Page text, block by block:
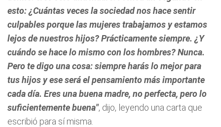
esto:¿Cuántas veces la sociedad nos hace sentir
culpables porque las mujeres trabajamos y estamos
lejos de nuestros hijos? Prácticamente siempre. ¿Y
cuándo se hace lo mismo con los hombres? Nunca.
Pero te digo una cosa: siempre harás lo mejor para
tus hijos y ese será el pensamiento más importante
cada día. Eres una buena madre, no perfecta, pero lo
suficientemente buena", dijo, leyendo una carta que
escribió para sí misma.